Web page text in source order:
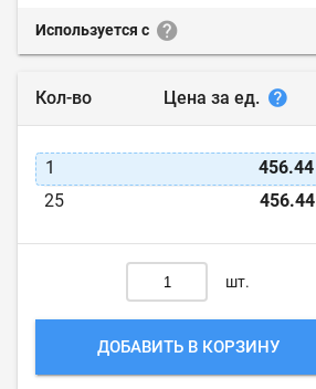
Используется с
Кол-во Цена за ед.
1 456.44
25
456.44
шт.
ДОБАВИТЬ В КОРЗИНУ